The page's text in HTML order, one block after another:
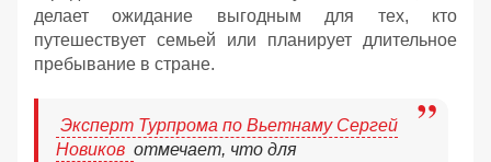
делает ожидание выгодным для тех, кто
путешествует семьей или планирует длительное
пребывание в стране.
Эксперт Турпрома по Вьетнаму Сергей
Новиков отмечает, что для